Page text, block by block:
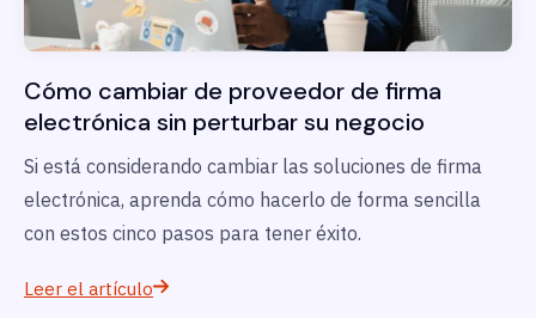
Cómo cambiar de proveedor de firma
electrónica sin perturbar su negocio
Si está considerando cambiar las soluciones de firma
electrónica, aprenda cómo hacerlo de forma sencilla
con estos cinco pasos para tener éxito.
Leer el artículo